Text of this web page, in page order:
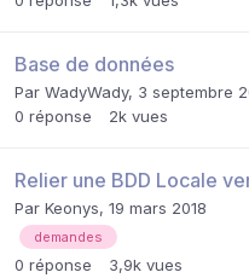
Base de données
Par WadyWady, 3 septembre
0 réponse 2k vues
Relier une BDD Locale
Par Keonys, 19 mars 2018
demandes
0 réponse 3,9k vues